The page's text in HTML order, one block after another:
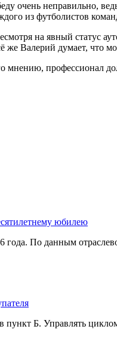
очень неправильно,
из футболистов
на явный статус
же Валерий думает, что
мнению, профессионал
юбилею
года. По данным
пункт Б. Управлять